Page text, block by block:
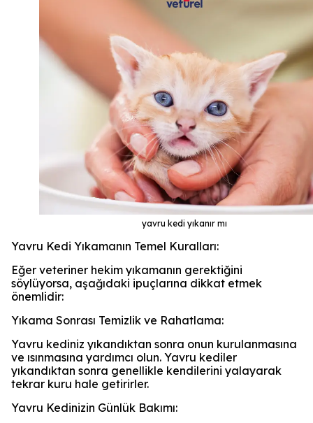
yavru kedi yıkanır mı
Yavru Kedi Yıkamanın Temel Kuralları:
Eğer veteriner hekim yıkamanın gerektiğini
söylüyorsa, aşağıdaki ipuçlarına dikkat etmek
önemlidir:
Yıkama Sonrası Temizlik ve Rahatlama:
Yavru kediniz yıkandıktan sonra onun kurulanmasına
ve ısınmasına yardımcı olun. Yavru kediler
yıkandıktan sonra genellikle kendilerini yalayarak
tekrar kuru hale getirirler.
Yavru Kedinizin Günlük Bakımı: